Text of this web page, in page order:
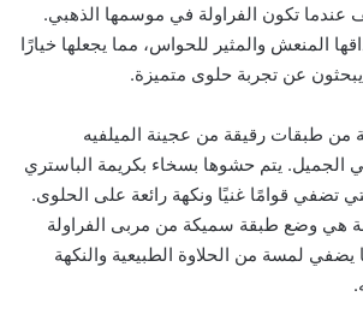
تكون الفراولة في موسمها الذهبي.
المنعش والمثير للحواس، مما يجعلها خيارًا
عن تجربة حلوى متميزة.
من طبقات رقيقة من عجينة الميلفيه
الجميل. يتم حشوها بسخاء بكريمة الباستري
تضفي قوامًا غنيًا ونكهة رائعة على الحلوى.
هي وضع طبقة سميكة من مربى الفراولة
يضفي لمسة من الحلاوة الطبيعية والنكهة